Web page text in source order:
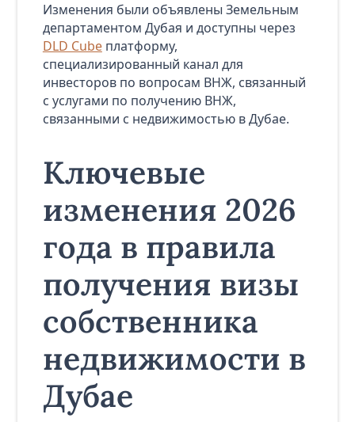
Изменения были объявлены Земельным
департаментом Дубая и доступны через
DLD Cubeплатформу,
специализированный канал для
инвесторов по вопросам ВНЖ, связанный
с услугами по получению ВНЖ,
связанными с недвижимостью в Дубае.
Ключевые
изменения 2026
года в правила
получения визы
собственника
недвижимости в
Дубае